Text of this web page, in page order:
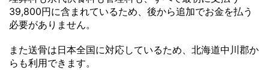
39,800円に含まれているため、後から追加でお金を払う
必要がありません。
また送骨は日本全国に対応しているため、北海道中川郡か
らも利用できます。